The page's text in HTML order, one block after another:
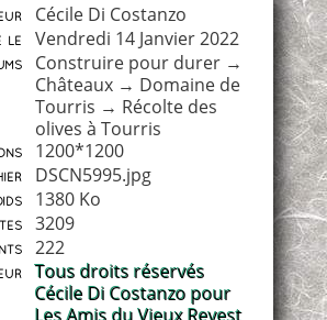
Cécile Di Costanzo
le Vendredi 14 Janvier 2022
Construire pour durer→
Châteaux→ Domaine de
Tourris → Récolte des
olives à Tourris
1200*1200
DSCN5995.jpg
1380 Ko
3209
222
Tous droits réservés
Cécile Di Costanzo pour
Les Amis du Vieux Revest